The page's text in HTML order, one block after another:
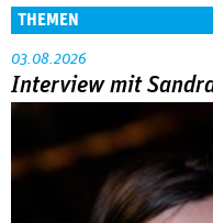
THEMEN
03.08.2026
Interview mit